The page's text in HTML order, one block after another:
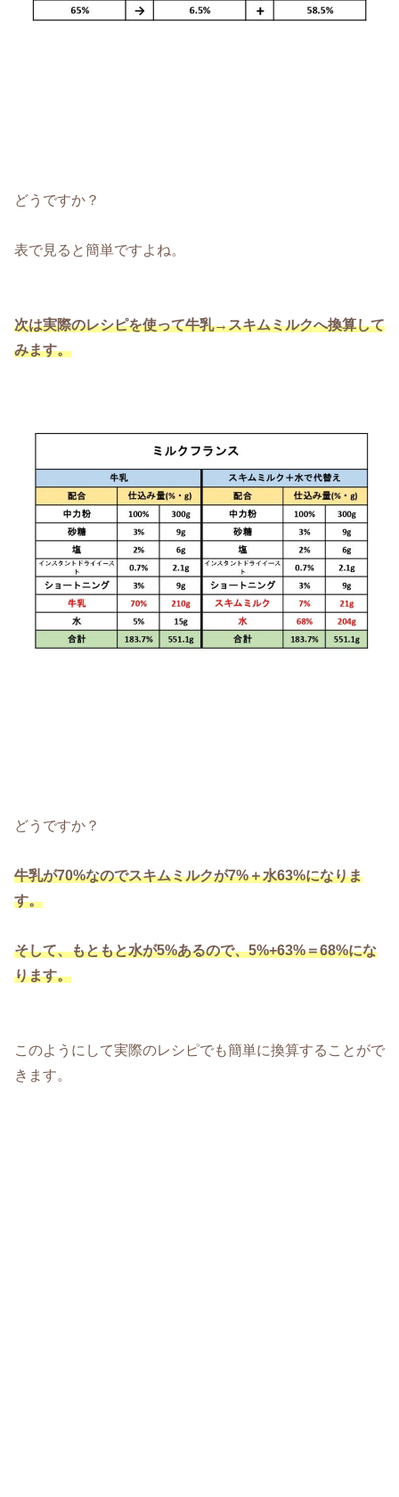
どうですか？
表で見ると簡単ですよね。
次は実際のレシピを使って牛乳→スキムミルクへ換算して
みます。
どうですか？
牛乳が70%なのでスキムミルクが7%＋水63%になりま
す。
そして、もともと水が5%あるので、5%+63%＝68%にな
ります。
このようにして実際のレシピでも簡単に換算することがで
きます。